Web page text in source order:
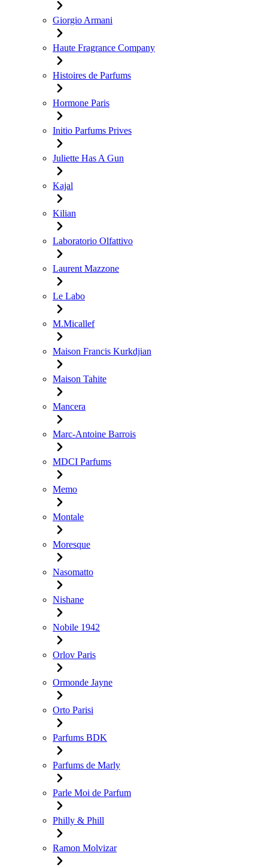
Giorgio Armani
Haute Fragrance Company
Histoires de Parfums
Hormone Paris
Initio Parfums Prives
Juliette Has A Gun
Kajal
Kilian
Laboratorio Olfattivo
Laurent Mazzone
Le Labo
M.Micallef
Maison Francis Kurkdjian
Maison Tahite
Mancera
Marc-Antoine Barrois
MDCI Parfums
Memo
Montale
Moresque
Nasomatto
Nishane
Nobile 1942
Orlov Paris
Ormonde Jayne
Orto Parisi
Parfums BDK
Parfums de Marly
Parle Moi de Parfum
Philly & Phill
Ramon Molvizar